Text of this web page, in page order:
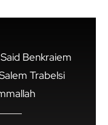
Benkraiem
Trabelsi